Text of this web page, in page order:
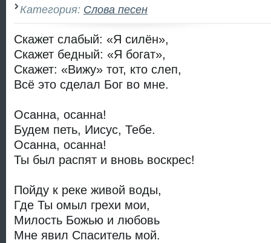
Категория: Слова песен
Скажет слабый: «Я силён»,
Скажет бедный: «Я богат»,
Скажет: «Вижу» тот, кто слеп,
Всё это сделал Бог во мне.
Осанна, осанна!
Будем петь, Иисус, Тебе.
Осанна, осанна!
Ты был распят и вновь воскрес!
Пойду к реке живой воды,
Где Ты омыл грехи мои,
Милость Божью и любовь
Мне явил Спаситель мой.